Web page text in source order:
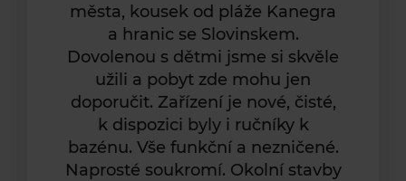
města, kousek od pláže Kanegra
a hranic se Slovinskem.
Dovolenou s dětmi jsme si skvěle
užili a pobyt zde mohu jen
doporučit. Zařízení je nové, čisté,
k dispozici byly i ručníky k
bazénu. Vše funkční a nezničené.
Naprosté soukromí. Okolní stavby